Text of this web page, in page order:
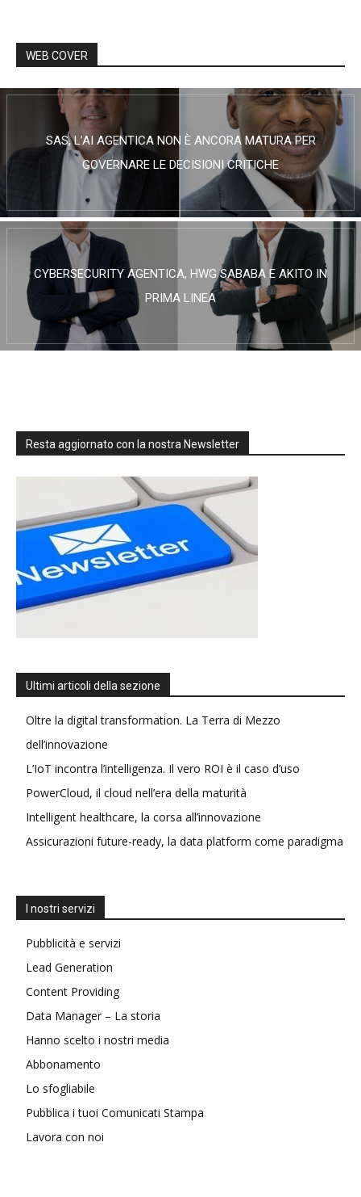
WEB COVER
SAS, L’AI AGENTICA NON È ANCORA MATURA PER
GOVERNARE LE DECISIONI CRITICHE
CYBERSECURITY AGENTICA, HWG SABABA E AKITO IN
PRIMA LINEA
Resta aggiornato con la nostra Newsletter
Ultimi articoli della sezione
Oltre la digital transformation. La Terra di Mezzo
dell’innovazione
L’IoT incontra l’intelligenza. Il vero ROI è il caso d’uso
PowerCloud, il cloud nell’era della maturità
Intelligent healthcare, la corsa all’innovazione
Assicurazioni future-ready, la data platform come paradigma
I nostri servizi
Pubblicità e servizi
Lead Generation
Content Providing
Data Manager – La storia
Hanno scelto i nostri media
Abbonamento
Lo sfogliabile
Pubblica i tuoi Comunicati Stampa
Lavora con noi